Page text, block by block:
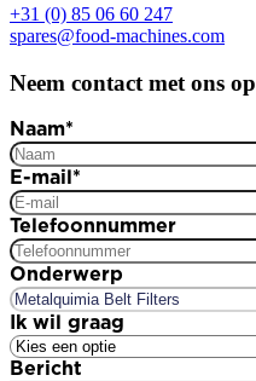
+31 (0) 85 06 60 247
spares@food-machines.com
Neem contact met ons op
Naam*
E-mail *
Telefoonnummer
Onderwerp
Ik wil graag
Bericht